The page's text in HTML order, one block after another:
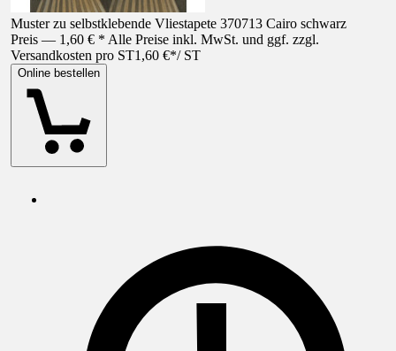
Muster zu selbstklebende Vliestapete 370713 Cairo schwarz
Preis — 1,60 € * Alle Preise inkl. MwSt. und ggf. zzgl.
Versandkosten pro ST1,60 €*/ ST
Online bestellen